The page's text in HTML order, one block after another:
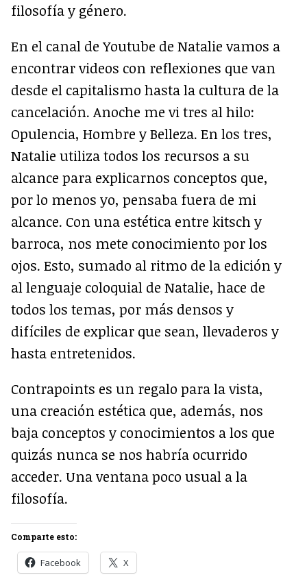
filosofía y género.
En el canal de Youtube de Natalie vamos a
encontrar videos con reflexiones que van
desde el capitalismo hasta la cultura de la
cancelación. Anoche me vi tres al hilo:
Opulencia, Hombre y Belleza. En los tres,
Natalie utiliza todos los recursos a su
alcance para explicarnos conceptos que,
por lo menos yo, pensaba fuera de mi
alcance. Con una estética entre kitsch y
barroca, nos mete conocimiento por los
ojos. Esto, sumado al ritmo de la edición y
al lenguaje coloquial de Natalie, hace de
todos los temas, por más densos y
difíciles de explicar que sean, llevaderos y
hasta entretenidos.
Contrapoints es un regalo para la vista,
una creación estética que, además, nos
baja conceptos y conocimientos a los que
quizás nunca se nos habría ocurrido
acceder. Una ventana poco usual a la
filosofía.
Comparte esto:
Facebook X